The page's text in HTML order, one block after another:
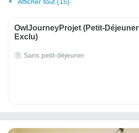
Afficher tout (15)
OwlJourneyProjet (petit-Déjeuner
Exclu)
Sans petit-déjeuner